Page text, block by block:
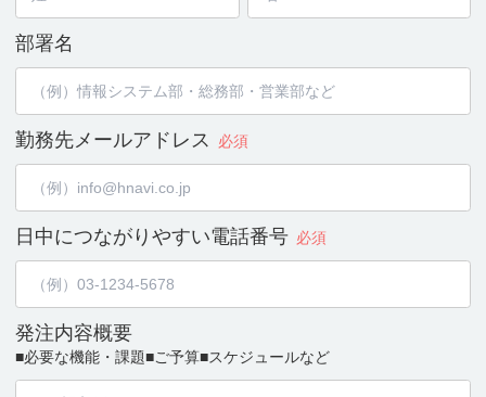
部署名
勤務先メールアドレス 必須
日中につながりやすい電話番号 必須
発注内容概要
■必要な機能・課題■ご予算■スケジュールなど